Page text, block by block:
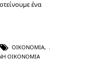
ένα
ΟΙΚΟΝΟΜΊΑ,
ΟΙΚΟΝΟΜΊΑ